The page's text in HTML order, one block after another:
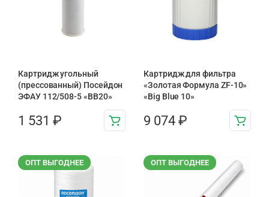
Картридж угольный
(прессованный) Посейдон
ЭФАУ 112/508-5 «BB20»
1 531 ₽
Картридж для фильтра
«Золотая Формула ZF-10»
«Big Blue 10»
9 074 ₽
ОПТ ВЫГОДНЕЕ ОПТ ВЫГОДНЕЕ